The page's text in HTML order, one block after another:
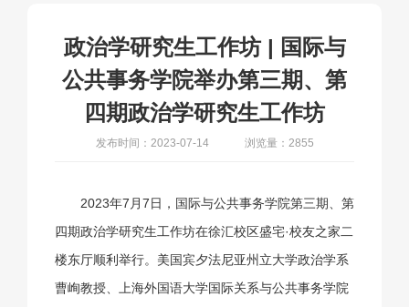
政治学研究生工作坊 | 国际与
公共事务学院举办第三期、第
四期政治学研究生工作坊
发布时间：2023-07-14 浏览量：2855
2023年7月7日，国际与公共事务学院第三期、第
四期政治学研究生工作坊在徐汇校区盛宅·校友之家二
楼东厅顺利举行。美国宾夕法尼亚州立大学政治学系
曹峋教授、上海外国语大学国际关系与公共事务学院